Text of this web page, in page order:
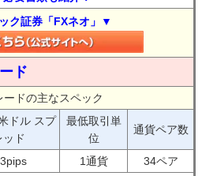
ク証券「FXネオ」▼
ド
ードの主なスペック
ドル スプ
ッド
最低取引単
位
通貨ペア数
1通貨
34ペア